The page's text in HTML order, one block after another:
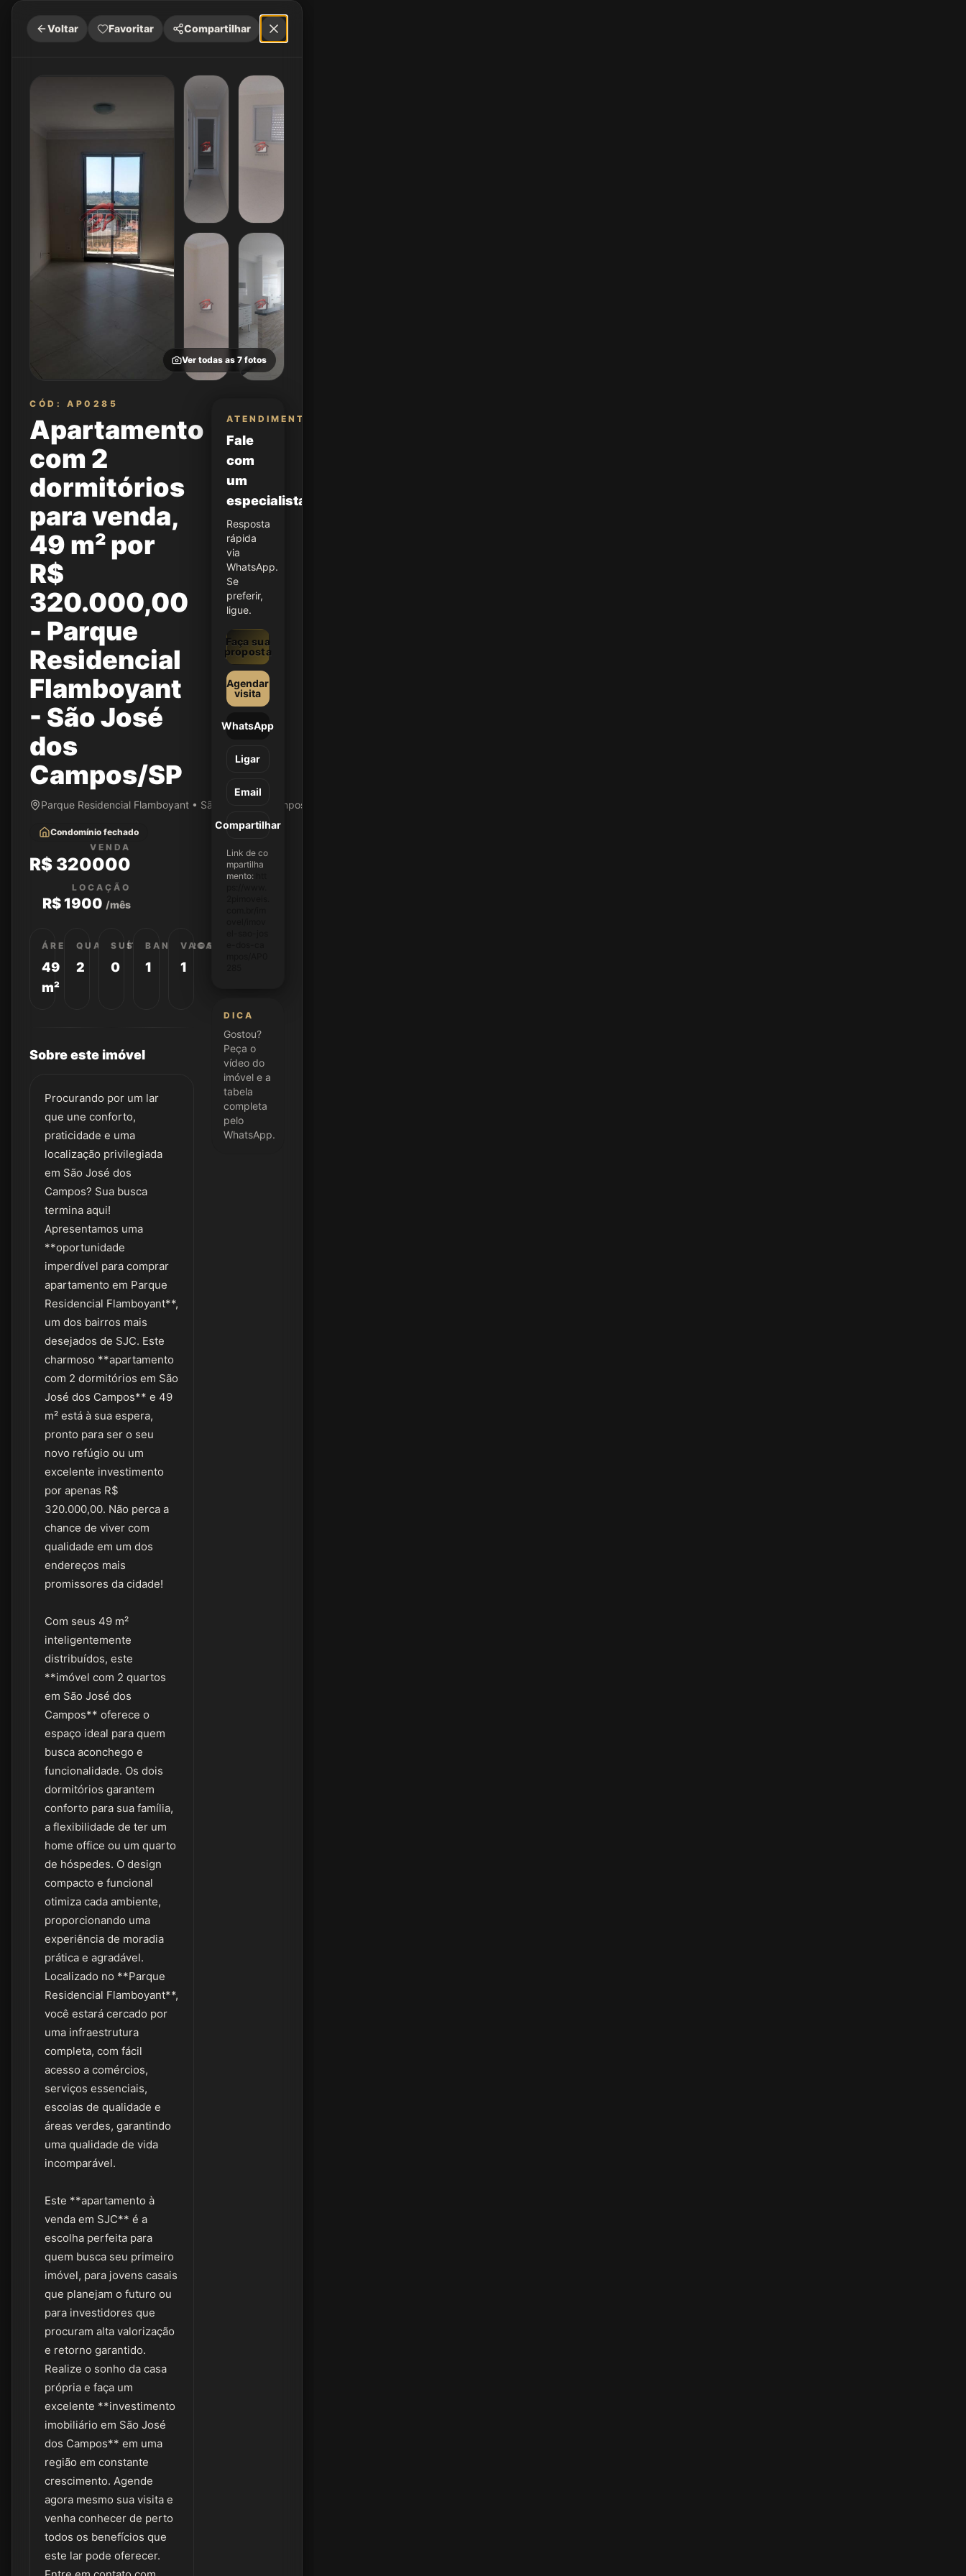
Voltar Favoritar Compartilhar
Ver todas as 7 fotos
CÓD: AP0285
Apartamento
com 2
dormitórios
para venda,
49 m² por
R$
320.000,00
- Parque
Residencial
Flamboyant
- São José
dos
Campos/SP
Parque Residencial Flamboyant • São José dos Campos/SP
Condomínio fechado
VENDA
R$ 320000
LOCAÇÃO
R$ 1900 /mês
ÁREA
49
m²
QUARTOS
2
SUÍTES
0
BANHEIROS
1
VAGAS
1
Sobre este imóvel
Procurando por um lar
que une conforto,
praticidade e uma
localização privilegiada
em São José dos
Campos? Sua busca
termina aqui!
Apresentamos uma
**oportunidade
imperdível para comprar
apartamento em Parque
Residencial Flamboyant**,
um dos bairros mais
desejados de SJC. Este
charmoso **apartamento
com 2 dormitórios em São
José dos Campos** e 49
m² está à sua espera,
pronto para ser o seu
novo refúgio ou um
excelente investimento
por apenas R$
320.000,00. Não perca a
chance de viver com
qualidade em um dos
endereços mais
promissores da cidade!
Com seus 49 m²
inteligentemente
distribuídos, este
**imóvel com 2 quartos
em São José dos
Campos** oferece o
espaço ideal para quem
busca aconchego e
funcionalidade. Os dois
dormitórios garantem
conforto para sua família,
a flexibilidade de ter um
home office ou um quarto
de hóspedes. O design
compacto e funcional
otimiza cada ambiente,
proporcionando uma
experiência de moradia
prática e agradável.
Localizado no **Parque
Residencial Flamboyant**,
você estará cercado por
uma infraestrutura
completa, com fácil
acesso a comércios,
serviços essenciais,
escolas de qualidade e
áreas verdes, garantindo
uma qualidade de vida
incomparável.
Este **apartamento à
venda em SJC** é a
escolha perfeita para
quem busca seu primeiro
imóvel, para jovens casais
que planejam o futuro ou
para investidores que
procuram alta valorização
e retorno garantido.
Realize o sonho da casa
própria e faça um
excelente **investimento
imobiliário em São José
dos Campos** em uma
região em constante
crescimento. Agende
agora mesmo sua visita e
venha conhecer de perto
todos os benefícios que
este lar pode oferecer.
ATENDIMENTO
Fale
com
um
especialista
Resposta
rápida
via
WhatsApp.
Se
preferir,
ligue.
Faça sua
proposta
Agendar
visita
WhatsApp
Ligar
Email
Compartilhar
Link de co
mpartilha
mento:
DICA
Gostou?
Peça o
vídeo do
imóvel e a
tabela
completa
pelo
WhatsApp.